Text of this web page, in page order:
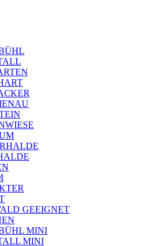
GEEIGNET
MINI
MINI